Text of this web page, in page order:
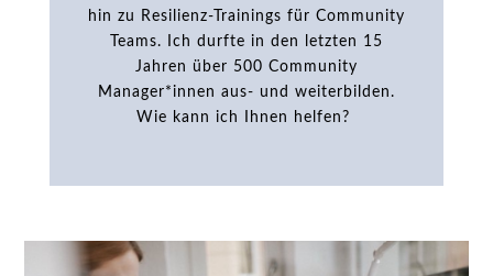
hin zu Resilienz-Trainings für Community
Teams. Ich durfte in den letzten 15
Jahren über 500 Community
Manager*innen aus- und weiterbilden.
Wie kann ich Ihnen helfen?